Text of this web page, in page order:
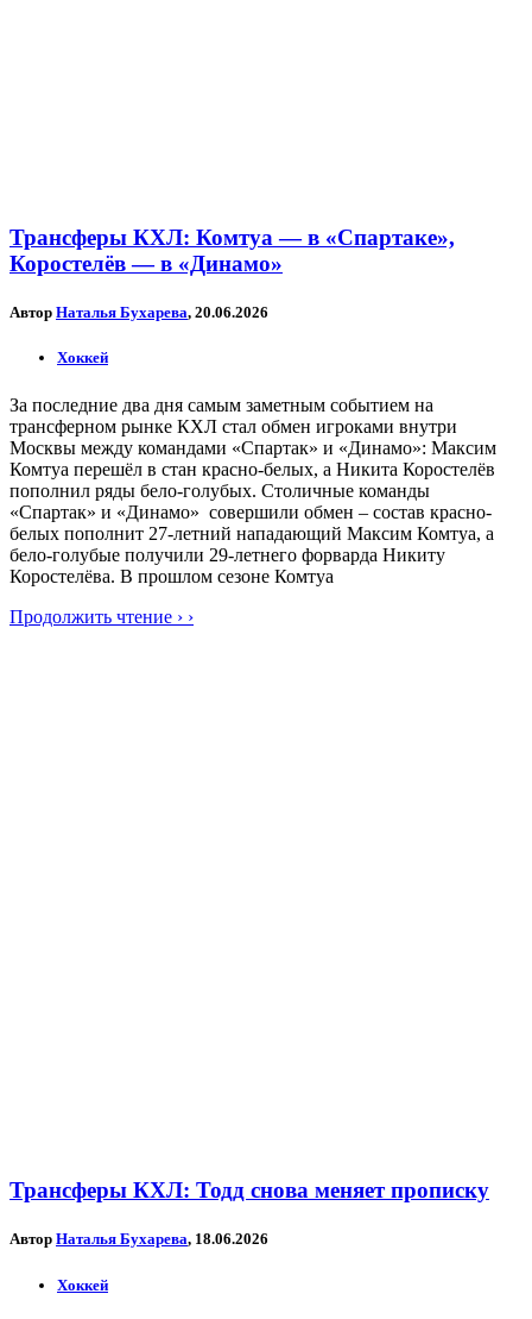
Трансферы КХЛ: Комтуа — в «Спартаке»,
Коростелёв — в «Динамо»
Автор Наталья Бухарева, 20.06.2026
Хоккей
За последние два дня самым заметным событием на
трансферном рынке КХЛ стал обмен игроками внутри
Москвы между командами «Спартак» и «Динамо»: Максим
Комтуа перешёл в стан красно-белых, а Никита Коростелёв
пополнил ряды бело-голубых. Столичные команды
«Спартак» и «Динамо» совершили обмен – состав красно-
белых пополнит 27-летний нападающий Максим Комтуа, а
бело-голубые получили 29-летнего форварда Никиту
Коростелёва. В прошлом сезоне Комтуа
Продолжить чтение › ›
Трансферы КХЛ: Тодд снова меняет прописку
Автор Наталья Бухарева, 18.06.2026
Хоккей